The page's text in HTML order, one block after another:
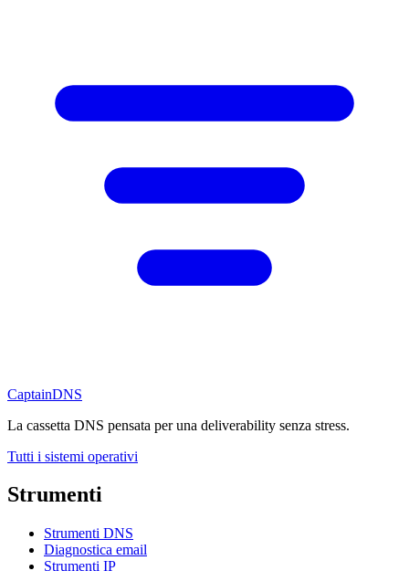
CaptainDNS
La cassetta DNS pensata per una deliverability senza stress.
Tutti i sistemi operativi
Strumenti
Strumenti DNS
Diagnostica email
Strumenti IP